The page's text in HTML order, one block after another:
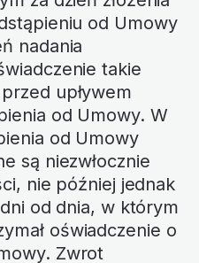
od Umowy
nadania
takie
upływem
od Umowy. W
od Umowy
są niezwłocznie
nie później jednak
od dnia, w którym
oświadczenie o
Zwrot